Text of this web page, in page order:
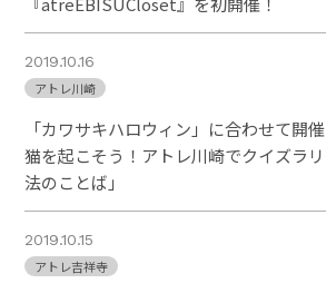
2019.10.16
アトレ川崎
「カワサキハロウィン」に合わせて開
猫を起こそう！アトレ川崎でクイズラ
法のことば」
2019.10.15
アトレ吉祥寺